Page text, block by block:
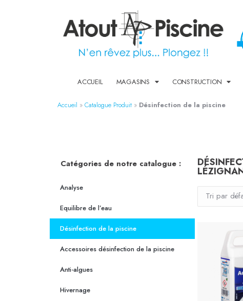
ACCUEIL MAGASINS CONSTRUCTION
Accueil » Catalogue Produit » Désinfection de la piscine
Catégories de notre catalogue :
Analyse
Equilibre de l’eau
Désinfection de la piscine
Accessoires désinfection de la piscine
Anti-algues
Hivernage